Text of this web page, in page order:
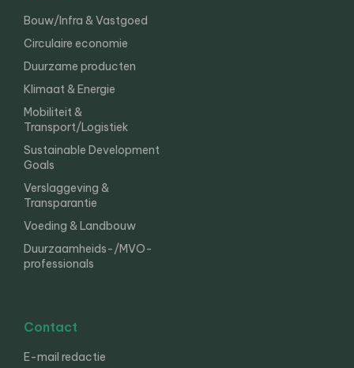
Bouw/Infra & Vastgoed
Circulaire economie
Duurzame producten
Klimaat & Energie
Mobiliteit &
Transport/Logistiek
Sustainable Development
Goals
Verslaggeving &
Transparantie
Voeding & Landbouw
Duurzaamheids-/MVO-
professionals
Contact
E-mail redactie